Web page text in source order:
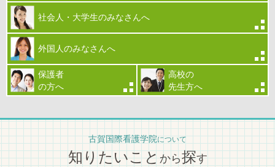
社会人・大学生のみなさんへ
外国人のみなさんへ
保護者
の方へ
高校の
先生方へ
古賀国際看護学院について
知りたいことから探す